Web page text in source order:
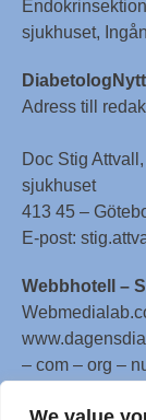
sjukhuset,
Adress till
Doc Stig
sjukhuset
413 45 –
E-post:
Webbhotell –
– com – org –
All material on